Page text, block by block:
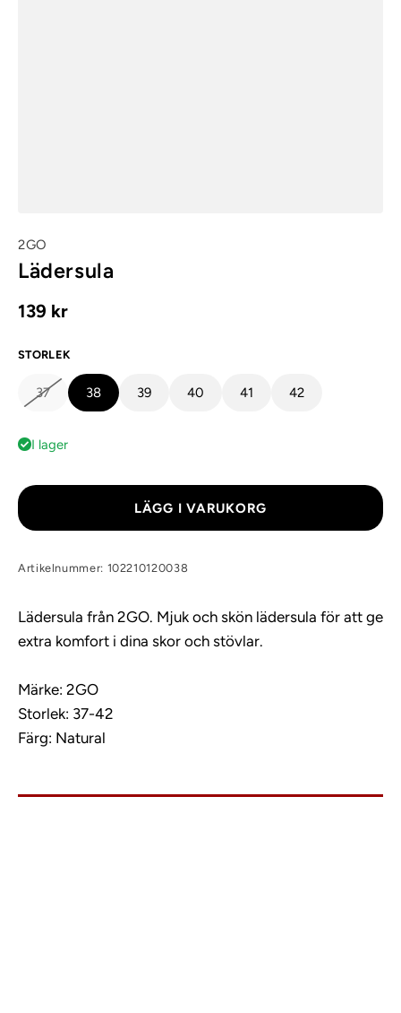
2GO
Lädersula
139 kr
STORLEK
37 38 39 40 41 42
I lager
LÄGG I VARUKORG
Artikelnummer: 102210120038
Lädersula från 2GO. Mjuk och skön lädersula för att ge
extra komfort i dina skor och stövlar.
Märke: 2GO
Storlek: 37-42
Färg: Natural